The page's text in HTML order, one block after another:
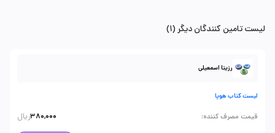
لیست تامین کنندگان دیگر (1)
رزیتا اسمعیلی
لیست کتاب هوپا
قیمت مصرف کننده:
380,000ریال